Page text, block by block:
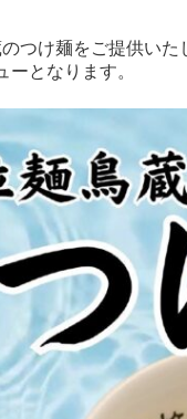
つけ麺をご提供いた
となります。